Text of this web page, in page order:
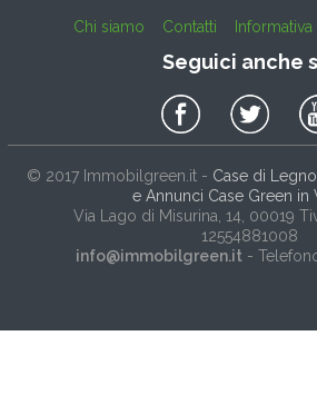
Chi siamo Contatti
Seguici anche
© 2017 Immobilgreen.it- Case di
e Annunci Case Green in
Via Lago di Misurina, 14, 00019
12554881008
info@immobilgreen.it -